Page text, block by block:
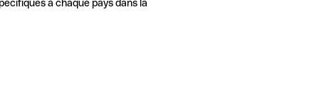
à chaque pays dans la